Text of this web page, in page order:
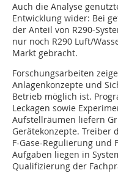
Auch die Analyse
Entwicklung wider: Bei
der Anteil von R290-
nur noch R290 Luft/
Markt gebracht.
Forschungsarbeiten
Anlagenkonzepte und
Betrieb möglich ist.
Leckagen sowie
Aufstellräumen liefern
Gerätekonzepte. Treiber
F-Gase-Regulierung und
Aufgaben liegen in
Qualifizierung der